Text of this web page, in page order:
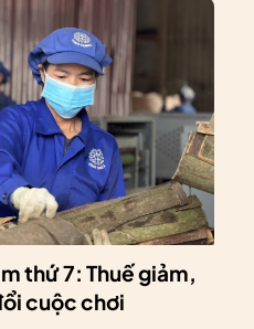
thứ 7: Thuế giảm,
cuộc chơi